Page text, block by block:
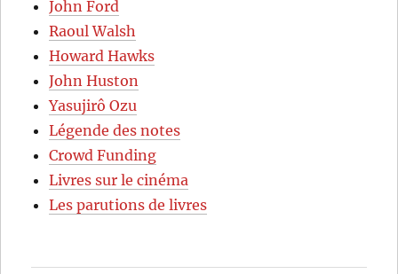
John Ford
Raoul Walsh
Howard Hawks
John Huston
Yasujirô Ozu
Légende des notes
Crowd Funding
Livres sur le cinéma
Les parutions de livres